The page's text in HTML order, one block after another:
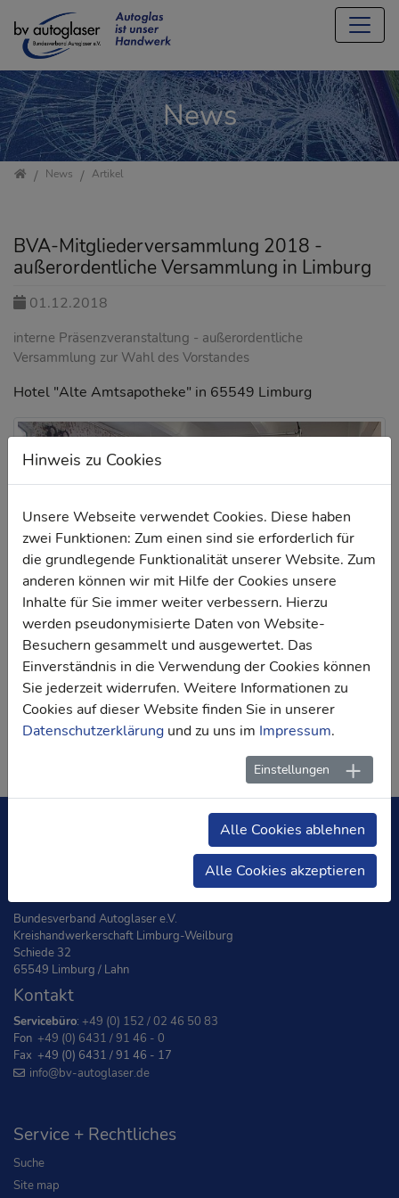
Direkt zur Hauptnavigation springen
Direkt zum Inhalt springen
Jump to sub navigation
News
Startseite
News Artikel
BVA-Mitgliederversammlung 2018 -
außerordentliche Versammlung in Limburg
01.12.2018
interne Präsenzveranstaltung - außerordentliche
Versammlung zur Wahl des Vorstandes
Hotel "Alte Amtsapotheke" in 65549 Limburg
Zurück
Bundesverband Autoglaser e.V.
Kreishandwerkerschaft Limburg-Weilburg
Schiede 32
65549 Limburg / Lahn
Kontakt
Servicebüro: +49 (0) 152 / 02 46 50 83
Fon +49 (0) 6431 / 91 46 - 0
Fax +49 (0) 6431 / 91 46 - 17
info@bv-autoglaser.de
Service + Rechtliches
Suche
Site map
Hinweis zu Cookies
Unsere Webseite verwendet Cookies. Diese haben
zwei Funktionen: Zum einen sind sie erforderlich für
die grundlegende Funktionalität unserer Website. Zum
anderen können wir mit Hilfe der Cookies unsere
Inhalte für Sie immer weiter verbessern. Hierzu
werden pseudonymisierte Daten von Website-
Besuchern gesammelt und ausgewertet. Das
Einverständnis in die Verwendung der Cookies können
Sie jederzeit widerrufen. Weitere Informationen zu
Cookies auf dieser Website finden Sie in unserer
Datenschutzerklärung und zu uns im Impressum.
Einstellungen
Alle Cookies ablehnen
Alle Cookies akzeptieren